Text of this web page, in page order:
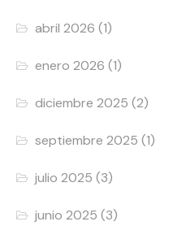
abril 2026 (1)
enero 2026 (1)
diciembre 2025 (2)
septiembre 2025 (1)
julio 2025 (3)
junio 2025 (3)